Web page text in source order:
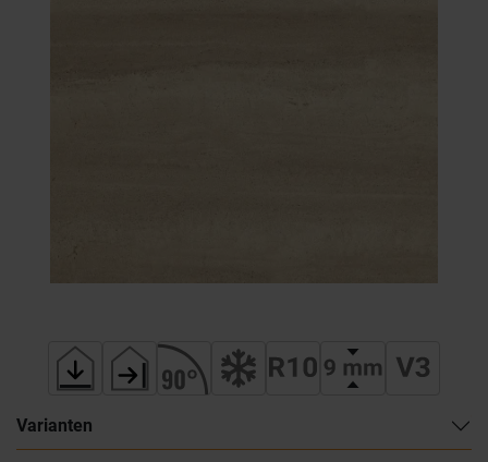
Varianten